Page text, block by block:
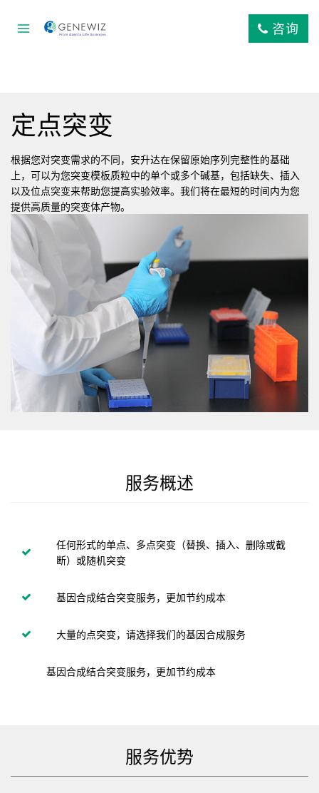
咨询
定点突变
根据您对突变需求的不同，安升达在保留原始序列完整性的基础
上，可以为您突变模板质粒中的单个或多个碱基，包括缺失、插入
以及位点突变来帮助您提高实验效率。我们将在最短的时间内为您
提供高质量的突变体产物。
服务概述
任何形式的单点、多点突变（替换、插入、删除或截
断）或随机突变
基因合成结合突变服务，更加节约成本
大量的点突变，请选择我们的基因合成服务
基因合成结合突变服务，更加节约成本
服务优势